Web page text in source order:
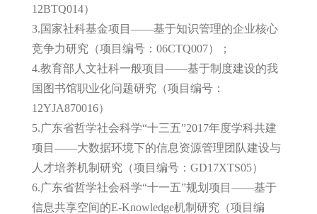
12BTQ014）
3.国家社科基金项目——基于知识管理的企业核心
竞争力研究（项目编号：06CTQ007）；
4.教育部人文社科一般项目——基于制度建设的我
国图书馆职业化问题研究（项目编号：
12YJA870016）
5.广东省哲学社会科学“十三五”2017年度学科共建
项目——大数据环境下的信息资源管理团队建设与
人才培养机制研究（项目编号：GD17XTS05）
6.广东省哲学社会科学“十一五”规划项目——基于
信息共享空间的E-Knowledge机制研究（项目编